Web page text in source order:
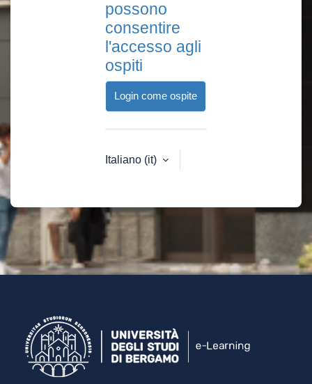
possono
consentire
l'accesso agli
ospiti
Login come ospite
Italiano ‎(it)‎